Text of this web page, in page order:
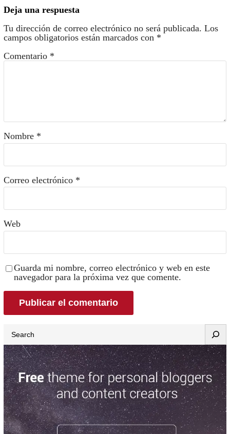
Deja una respuesta
Tu dirección de correo electrónico no será publicada. Los
campos obligatorios están marcados con *
Comentario *
Nombre *
Correo electrónico *
Web
Guarda mi nombre, correo electrónico y web en este
navegador para la próxima vez que comente.